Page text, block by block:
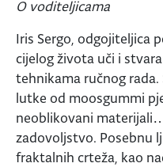
O voditeljicama
Iris Sergo, odgojiteljica
cijelog života uči i
tehnikama ručnog rada.
lutke od moosgummi
neoblikovani
zadovoljstvo. Posebnu
fraktalnih crteža, kao